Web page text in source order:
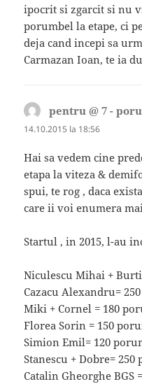
ipocrit si zgarcit si nu
porumbel la etape, ci
deja cand incepi sa
Carmazan Ioan, te ia
pentru @ 7 -
14.10.2015 la 18:56
Hai sa vedem cine
etapa la viteza &
spui, te rog , daca
care ii voi enumera
Startul , in 2015, l-au
Niculescu Mihai +
Cazacu Alexandru=
Miki + Cornel = 180
Florea Sorin = 150
Simion Emil= 120
Stanescu + Dobre= 250
Catalin Gheorghe BGS